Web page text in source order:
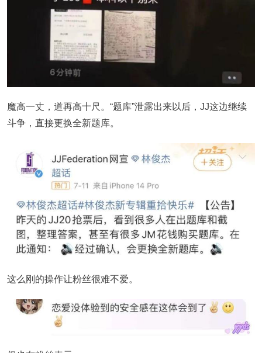
魔高一丈，道再高十尺。“题库”泄露出来以后，JJ这边继续
斗争，直接更换全新题库。
这么刚的操作让粉丝很难不爱。